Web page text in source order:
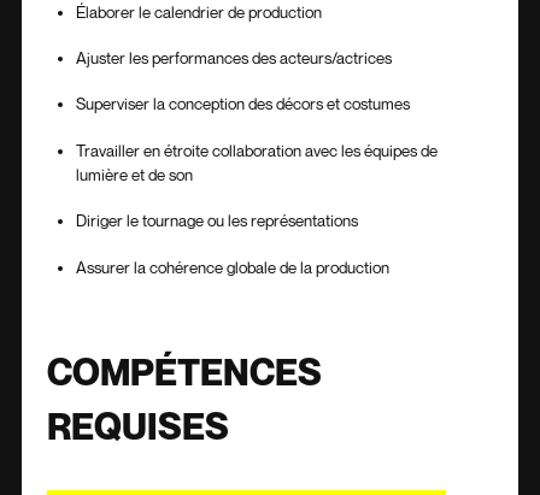
Élaborer le calendrier de production
Ajuster les performances des acteurs/actrices
Superviser la conception des décors et costumes
Travailler en étroite collaboration avec les équipes de
lumière et de son
Diriger le tournage ou les représentations
Assurer la cohérence globale de la production
COMPÉTENCES
REQUISES